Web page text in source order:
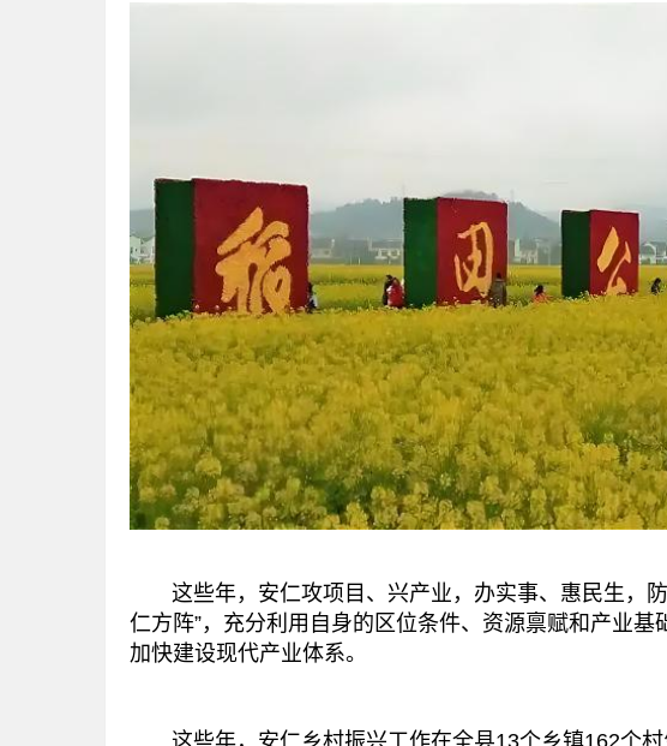
这些年，安仁攻项目、兴产业，办实事、惠民生，防
仁方阵”，充分利用自身的区位条件、资源禀赋和产业基
加快建设现代产业体系。
这些年，安仁乡村振兴工作在全县13个乡镇162个村